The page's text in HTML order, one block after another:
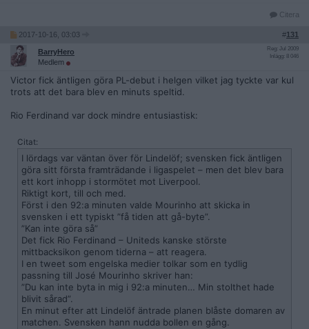
Citera
2017-10-16, 03:03 #131
BarryHero
Medlem
Reg: Jul 2009
Inlägg: 8 046
Victor fick äntligen göra PL-debut i helgen vilket jag tyckte var kul
trots att det bara blev en minuts speltid.
Rio Ferdinand var dock mindre entusiastisk:
Citat:
I lördags var väntan över för Lindelöf; svensken fick äntligen
göra sitt första framträdande i ligaspelet – men det blev bara
ett kort inhopp i stormötet mot Liverpool.
Riktigt kort, till och med.
Först i den 92:a minuten valde Mourinho att skicka in
svensken i ett typiskt ”få tiden att gå-byte”.
”Kan inte göra så”
Det fick Rio Ferdinand – Uniteds kanske störste
mittbacksikon genom tiderna – att reagera.
I en tweet som engelska medier tolkar som en tydlig
passning till José Mourinho skriver han:
”Du kan inte byta in mig i 92:a minuten… Min stolthet hade
blivit sårad”.
En minut efter att Lindelöf äntrade planen blåste domaren av
matchen. Svensken hann nudda bollen en gång.